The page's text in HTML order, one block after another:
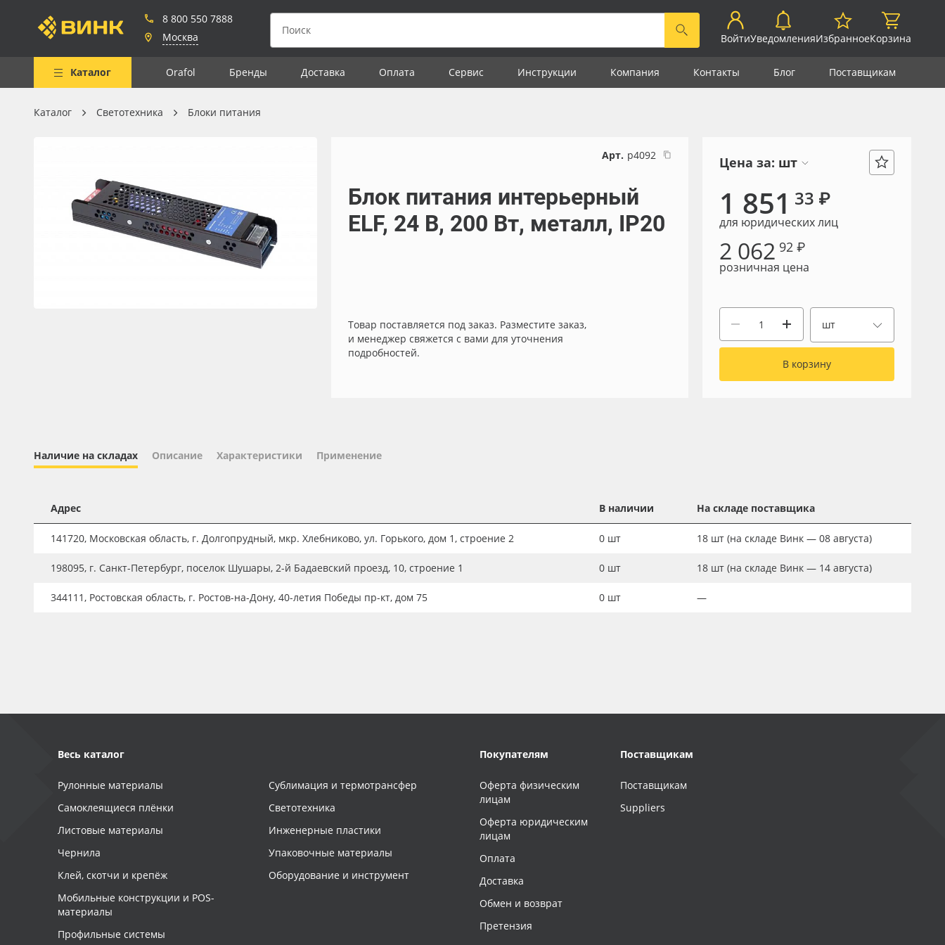
8 800 550 7888
Москва
ВойтиУведомленияИзбранноеКорзина
Каталог Orafol Бренды Доставка Оплата Сервис Инструкции Компания Контакты Блог Поставщикам
Весь каталог
Самоклеящиеся плёнки
Листовые материалы
Чернила
Новинки ассортимента
Плёнка монтажная Oratape
ПЭТ листовой
ПЭТ бэклит
Каталог Светотехника Блоки питания
Арт. р4092
Блок питания интерьерный
ELF, 24 В, 200 Вт, металл, IP20
Товар поставляется под заказ. Разместите заказ,
и менеджер свяжется с вами для уточнения
подробностей.
Цена за: шт
1 851 33 ₽
для юридических лиц
2 062 92 ₽
розничная цена
шт
В корзину
Наличие на складах Описание Характеристики Применение
Адрес В наличии На складе поставщика
141720, Московская область, г. Долгопрудный, мкр. Хлебниково, ул. Горького, дом 1, строение 2 0 шт 18 шт (на складе Винк — 08 августа)
198095, г. Санкт-Петербург, поселок Шушары, 2-й Бадаевский проезд, 10, строение 1 0 шт 18 шт (на складе Винк — 14 августа)
344111, Ростовская область, г. Ростов-на-Дону, 40-летия Победы пр-кт, дом 75 0 шт —
Весь каталог
Рулонные материалы
Самоклеящиеся плёнки
Листовые материалы
Чернила
Клей, скотчи и крепёж
Мобильные конструкции и POS-
материалы
Профильные системы
Сублимация и термотрансфер
Светотехника
Инженерные пластики
Упаковочные материалы
Оборудование и инструмент
Покупателям
Оферта физическим
лицам
Оферта юридическим
лицам
Оплата
Доставка
Обмен и возврат
Претензия
Поставщикам
Поставщикам
Suppliers